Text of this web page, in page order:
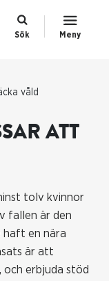
Sök Meny
våld
ATT
tolv kvinnor
fallen är den
haft en nära
är att
erbjuda stöd